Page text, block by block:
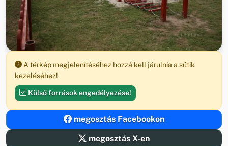
A térkép megjelenítéséhez hozzá kell járulnia a sütik
kezeléséhez!
Külső források engedélyezése!
megosztás Facebookon
megosztás X-en